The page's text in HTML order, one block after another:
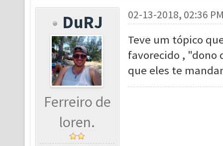
DuRJ
Ferreiro de
loren.
02-13-2018, 02:36
Teve um tópico
favorecido , "dono
que eles te